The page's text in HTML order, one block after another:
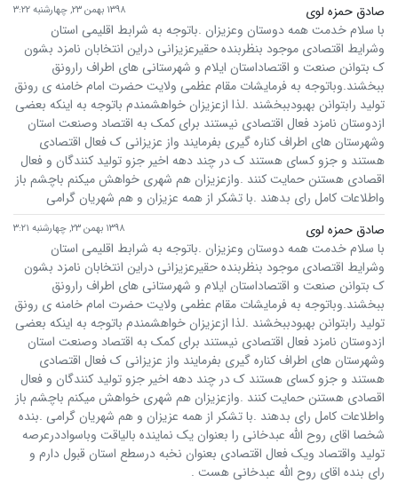
صادق حمزه لوی ۱۳۹۸ بهمن ۲۳, چهارشنبه ۳:۲۲
با سلام خدمت همه دوستان وعزیزان .باتوجه به شرابط اقلیمی استان
وشرایط اقتصادی موجود بنظربنده حقیرعزیزانی دراین انتخابان نامزد بشون
ک بتوانن صنعت و اقتصاداستان ایلام و شهرستانی های اطراف رارونق
ببخشند.وباتوجه به فرمایشات مقام عظمی ولایت حضرت امام خامنه ی رونق
تولید رابتوانن بهبودببخشند .لذا ازعزیزان خواهشمندم باتوجه به اینکه بعضی
ازدوستان نامزد فعال اقتصادی نیستند برای کمک به اقتصاد وصنعت استان
وشهرستان های اطراف کناره گیری بفرمایند واز عزیزانی ک فعال اقتصادی
هستند و جزو کسای هستند ک در چند دهه اخیر جزو تولید کنندگان و فعال
اقصادی هستنن حمایت کنند .وازعزیزان هم شهری خواهش میکنم باچشم باز
واطلاعات کامل رای بدهند .با تشکر از همه عزیزان و هم شهریان گرامی
صادق حمزه لوی
۱۳۹۸ بهمن ۲۳, چهارشنبه ۳:۲۱
با سلام خدمت همه دوستان وعزیزان .باتوجه به شرابط اقلیمی استان
وشرایط اقتصادی موجود بنظربنده حقیرعزیزانی دراین انتخابان نامزد بشون
ک بتوانن صنعت و اقتصاداستان ایلام و شهرستانی های اطراف رارونق
ببخشند.وباتوجه به فرمایشات مقام عظمی ولایت حضرت امام خامنه ی رونق
تولید رابتوانن بهبودببخشند .لذا ازعزیزان خواهشمندم باتوجه به اینکه بعضی
ازدوستان نامزد فعال اقتصادی نیستند برای کمک به اقتصاد وصنعت استان
وشهرستان های اطراف کناره گیری بفرمایند واز عزیزانی ک فعال اقتصادی
هستند و جزو کسای هستند ک در چند دهه اخیر جزو تولید کنندگان و فعال
اقصادی هستنن حمایت کنند .وازعزیزان هم شهری خواهش میکنم باچشم باز
واطلاعات کامل رای بدهند .با تشکر از همه عزیزان و هم شهریان گرامی .بنده
شخصا اقای روح الله عبدخانی را بعنوان یک نماینده بالیاقت وباسواددرعرصه
تولید واقتصاد ویک فعال اقتصادی بعنوان نخبه درسطع استان قبول دارم و
رای بنده اقای روح الله عبدخانی هست .